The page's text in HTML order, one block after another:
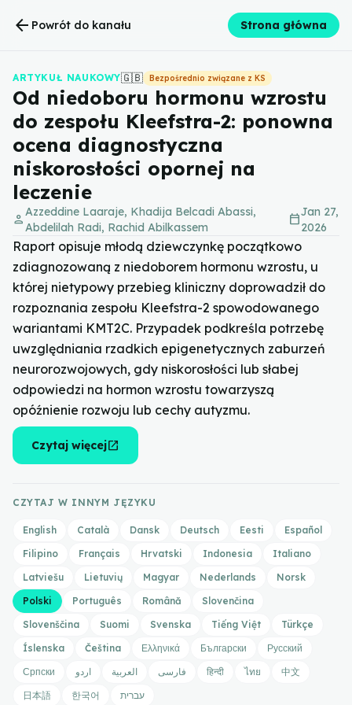
arrow_back Powrót do kanału Strona główna
ARTYKUŁ NAUKOWY🇬🇧 Bezpośrednio związane z KS
Od niedoboru hormonu wzrostu
do zespołu Kleefstra-2: ponowna
ocena diagnostyczna
niskorosłości opornej na
leczenie
personAzzeddine Laaraje, Khadija Belcadi Abassi,
Abdelilah Radi, Rachid Abilkassem
calendar_todayJan 27,
2026
Raport opisuje młodą dziewczynkę początkowo
zdiagnozowaną z niedoborem hormonu wzrostu, u
której nietypowy przebieg kliniczny doprowadził do
rozpoznania zespołu Kleefstra-2 spowodowanego
wariantami KMT2C. Przypadek podkreśla potrzebę
uwzględniania rzadkich epigenetycznych zaburzeń
neurorozwojowych, gdy niskorosłości lub słabej
odpowiedzi na hormon wzrostu towarzyszą
opóźnienie rozwoju lub cechy autyzmu.
Czytaj więcejopen_in_new
CZYTAJ W INNYM JĘZYKU
English Català Dansk Deutsch Eesti
Español
Filipino
Français Hrvatski Indonesia
Italiano
Latviešu
Lietuvių Magyar Nederlands
Norsk
Polski
Português Română
Slovenčina
Slovenščina
Suomi Svenska Tiếng Việt
Türkçe
Íslenska
Čeština Ελληνικά Български
Русский
Српски
اردو العربية فارسی हिन्दी ไทย
中文
日本語
한국어 עברית